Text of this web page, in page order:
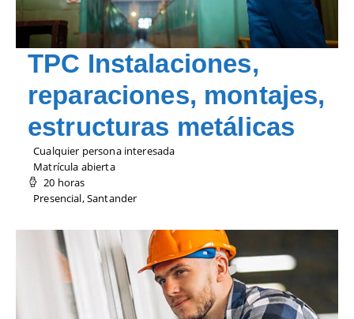
TPC Instalaciones,
reparaciones, montajes,
estructuras metálicas
Cualquier persona interesada
Matrícula abierta
20 horas
Presencial, Santander